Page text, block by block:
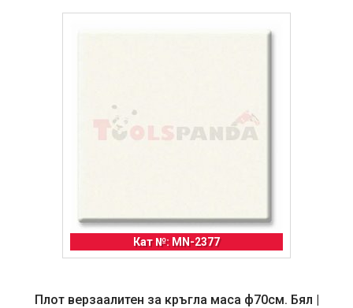
Кат №: MN-2377
Плот верзаалитен за кръгла маса ф70см. Бял |